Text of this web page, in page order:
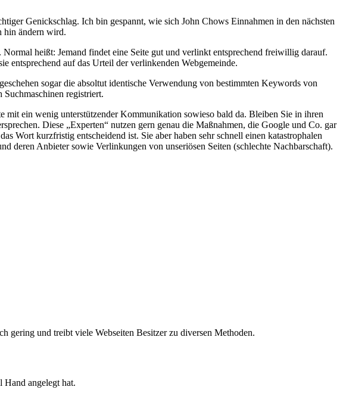
Genickschlag. Ich bin gespannt, wie sich John Chows Einnahmen in den nächsten
hin ändern wird.
heißt: Jemand findet eine Seite gut und verlinkt entsprechend freiwillig darauf.
entsprechend auf das Urteil der verlinkenden Webgemeinde.
sogar die absoltut identische Verwendung von bestimmten Keywords von
registriert.
ein wenig unterstützender Kommunikation sowieso bald da. Bleiben Sie in ihren
Diese „Experten“ nutzen gern genau die Maßnahmen, die Google und Co. gar
Wort kurzfristig entscheidend ist. Sie aber haben sehr schnell einen katastrophalen
deren Anbieter sowie Verlinkungen von unseriösen Seiten (schlechte Nachbarschaft).
gering und treibt viele Webseiten Besitzer zu diversen Methoden.
Hand angelegt hat.